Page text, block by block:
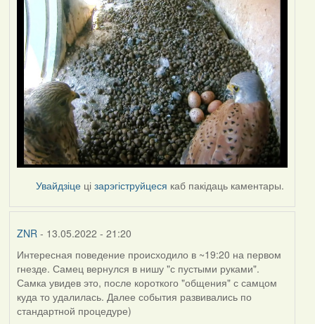
Увайдзіце цізарэгіструйцеся каб пакідаць каментары.
ZNR- 13.05.2022 - 21:20
Интересная поведение происходило в ~19:20 на первом
гнезде. Самец вернулся в нишу "с пустыми руками".
Самка увидев это, после короткого "общения" с самцом
куда то удалилась. Далее события развивались по
стандартной процедуре)